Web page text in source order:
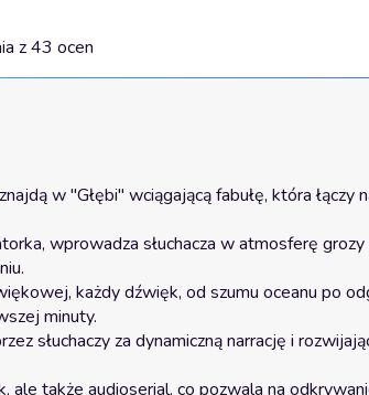
z 43 ocen
w "Głębi" wciągającą fabułę, która
minuty.